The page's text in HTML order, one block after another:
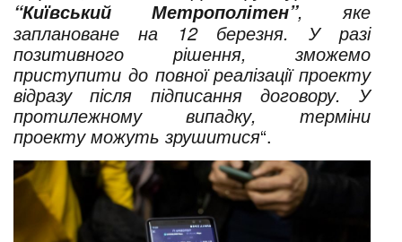
“Київський Метрополітен”, яке
заплановане на 12 березня. У разі
позитивного рішення, зможемо
приступити до повної реалізації проекту
відразу після підписання договору. У
протилежному випадку, терміни
проекту можуть зрушитися“.